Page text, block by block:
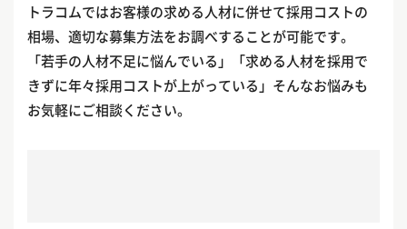
トラコムではお客様の求める人材に併せて採用コストの
相場、適切な募集方法をお調べすることが可能です。
「若手の人材不足に悩んでいる」「求める人材を採用で
きずに年々採用コストが上がっている」そんなお悩みも
お気軽にご相談ください。